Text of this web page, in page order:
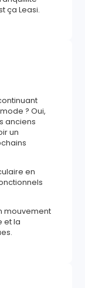
ça Leasi.
? Oui,
anciens
un
en
mouvement
et la